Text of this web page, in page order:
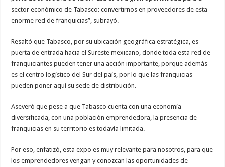
sector económico de Tabasco: convertirnos en proveedores de esta
enorme red de franquicias”, subrayó.
Resaltó que Tabasco, por su ubicación geográfica estratégica, es
puerta de entrada hacia el Sureste mexicano, donde toda esta red de
franquiciantes pueden tener una acción importante, porque además
es el centro logístico del Sur del país, por lo que las franquicias
pueden poner aquí su sede de distribución.
Aseveró que pese a que Tabasco cuenta con una economía
diversificada, con una población emprendedora, la presencia de
franquicias en su territorio es todavía limitada.
Por eso, enfatizó, esta expo es muy relevante para nosotros, para que
los emprendedores vengan y conozcan las oportunidades de